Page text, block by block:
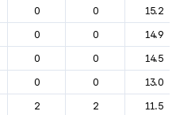
0 0
15.2
0 0
14.9
0 0
14.5
0 0
13.0
2 2
11.5